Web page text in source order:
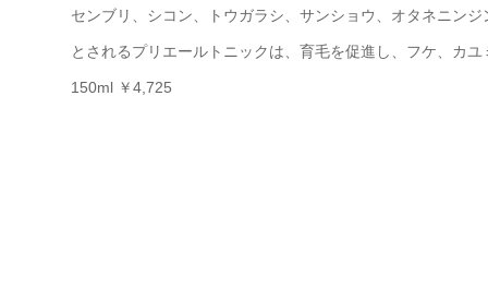
センブリ、シコン、トウガラシ、サンショウ、オタネニン
とされるプリエールトニックは、育毛を促進し、フケ、カ
150ml ￥4,725